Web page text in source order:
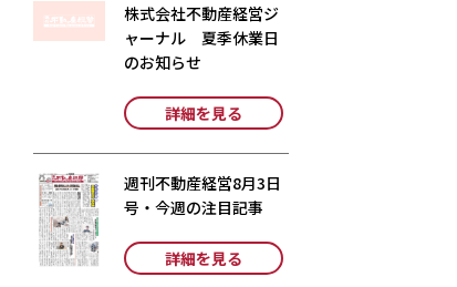
株式会社不動産経営ジ
ャーナル 夏季休業日
のお知らせ
詳細を見る
週刊不動産経営8月3日
号・今週の注目記事
詳細を見る